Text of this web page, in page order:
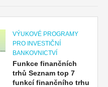
VÝUKOVÉ PROGRAMY
PRO INVESTIČNÍ
BANKOVNICTVÍ
Funkce finančních
trhů Seznam top 7
funkcí finančního trhu